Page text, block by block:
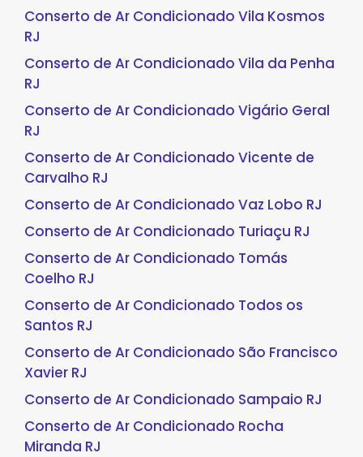
Conserto de Ar Condicionado Vila Kosmos
RJ
Conserto de Ar Condicionado Vila da Penha
RJ
Conserto de Ar Condicionado Vigário Geral
RJ
Conserto de Ar Condicionado Vicente de
Carvalho RJ
Conserto de Ar Condicionado Vaz Lobo RJ
Conserto de Ar Condicionado Turiaçu RJ
Conserto de Ar Condicionado Tomás
Coelho RJ
Conserto de Ar Condicionado Todos os
Santos RJ
Conserto de Ar Condicionado São Francisco
Xavier RJ
Conserto de Ar Condicionado Sampaio RJ
Conserto de Ar Condicionado Rocha
Miranda RJ